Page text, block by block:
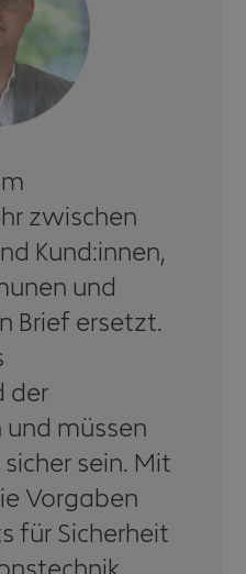
zwischen
Kund:innen,
und
Brief ersetzt.
der
müssen
sein. Mit
Vorgaben
für Sicherheit